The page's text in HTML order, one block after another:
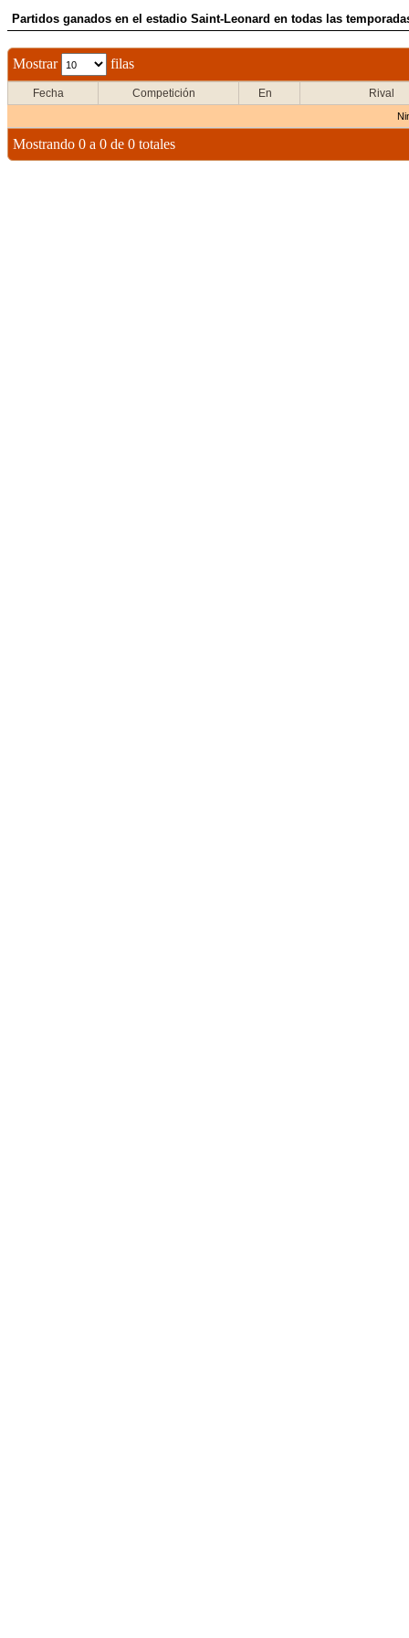
Partidos ganados en el estadio Saint-Leonard en todas las
Mostrar filas
Fecha Competición En Rival
Mostrando 0 a 0 de 0 totales